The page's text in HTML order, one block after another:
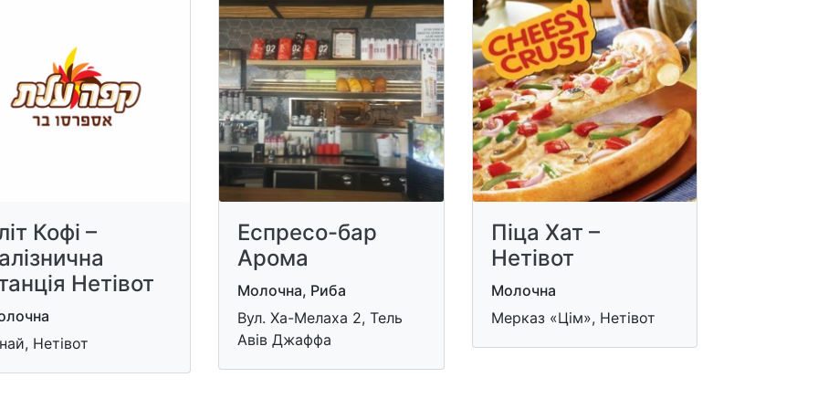
Кофі –
Нетівот
Нетівот
Еспресо-бар
Арома
Молочна, Риба
Вул. Ха-Мелаха 2, Тель
Авів Джаффа
Піца Хат –
Нетівот
Молочна
Мерказ «Цім», Нетівот